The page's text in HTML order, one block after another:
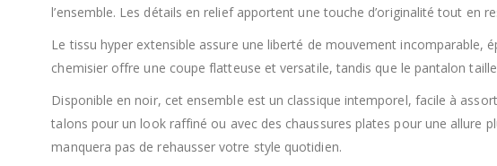
l’ensemble. Les détails en relief apportent une touche d’originalité tout en
Le tissu hyper extensible assure une liberté de mouvement
chemisier offre une coupe flatteuse et versatile, tandis que le pantalon
Disponible en noir, cet ensemble est un classique intemporel, facile à
talons pour un look raffiné ou avec des chaussures plates pour une allure
manquera pas de rehausser votre style quotidien.